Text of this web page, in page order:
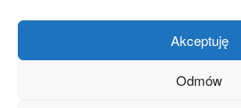
Akceptuję
Odmów
Społeczeństwo